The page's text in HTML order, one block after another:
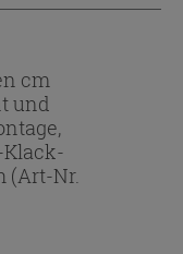
cm
und
Klack-
(Art-Nr.